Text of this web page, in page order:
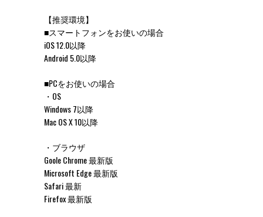
【推奨環境】
■スマートフォンをお使いの場合
iOS 12.0以降
Android 5.0以降
■PCをお使いの場合
・OS
Windows 7以降
Mac OS X 10以降
・ブラウザ
Goole Chrome 最新版
Microsoft Edge 最新版
Safari 最新
Firefox 最新版